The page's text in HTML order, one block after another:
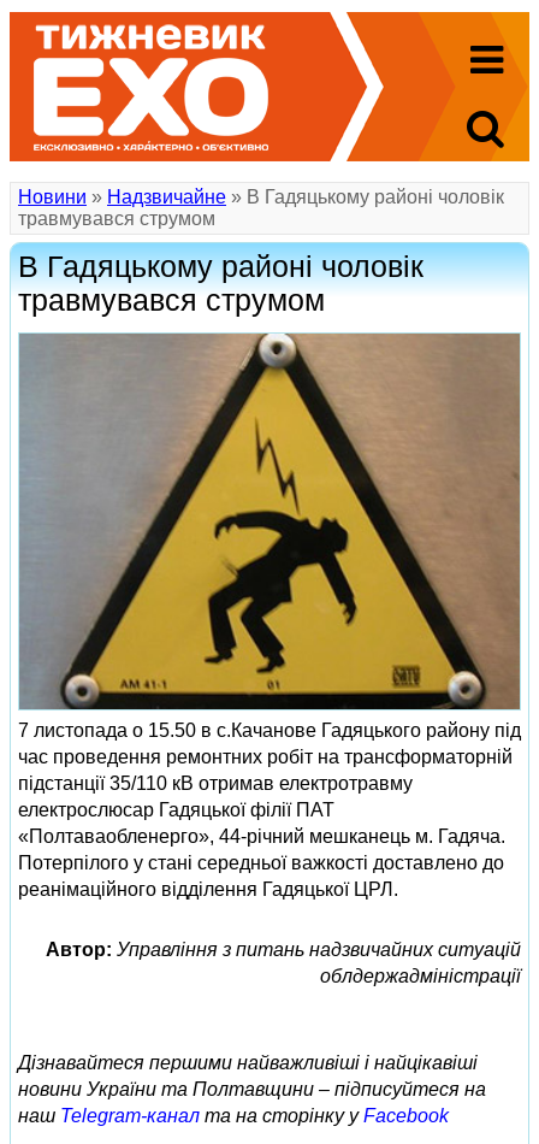
Новини » Надзвичайне » В Гадяцькому районі чоловік
травмувався струмом
В Гадяцькому районі чоловік
травмувався струмом
7 листопада о 15.50 в с.Качанове Гадяцького району під
час проведення ремонтних робіт на трансформаторній
підстанції 35/110 кВ отримав електротравму
електрослюсар Гадяцької філії ПАТ
«Полтаваобленерго», 44-річний мешканець м. Гадяча.
Потерпілого у стані середньої важкості доставлено до
реанімаційного відділення Гадяцької ЦРЛ.
Автор: Управління з питань надзвичайних ситуацій
облдержадміністрації
Дізнавайтеся першими найважливіші і найцікавіші
новини України та Полтавщини – підписуйтеся на
наш Telegram-канал та на сторінку уFacebook